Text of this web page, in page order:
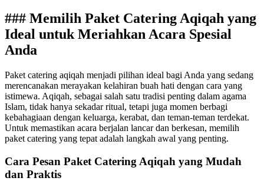
### Memilih Paket Catering Aqiqah yang
Ideal untuk Meriahkan Acara Spesial
Anda
Paket catering aqiqah menjadi pilihan ideal bagi Anda yang sedang
merencanakan merayakan kelahiran buah hati dengan cara yang
istimewa. Aqiqah, sebagai salah satu tradisi penting dalam agama
Islam, tidak hanya sekadar ritual, tetapi juga momen berbagi
kebahagiaan dengan keluarga, kerabat, dan teman-teman terdekat.
Untuk memastikan acara berjalan lancar dan berkesan, memilih
paket catering yang tepat adalah langkah awal yang penting.
Cara Pesan Paket Catering Aqiqah yang Mudah
dan Praktis